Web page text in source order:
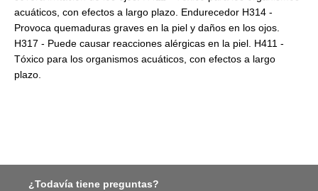
acuáticos, con efectos a largo plazo. Endurecedor H314 -
Provoca quemaduras graves en la piel y daños en los ojos.
H317 - Puede causar reacciones alérgicas en la piel. H411 -
Tóxico para los organismos acuáticos, con efectos a largo
plazo.
¿Todavía tiene preguntas?